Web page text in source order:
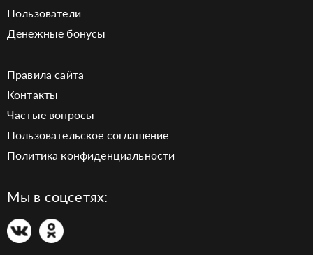
Пользователи
Денежные бонусы
Правила сайта
Контакты
Частые вопросы
Пользовательское соглашение
Политика конфиденциальности
Мы в соцсетях: